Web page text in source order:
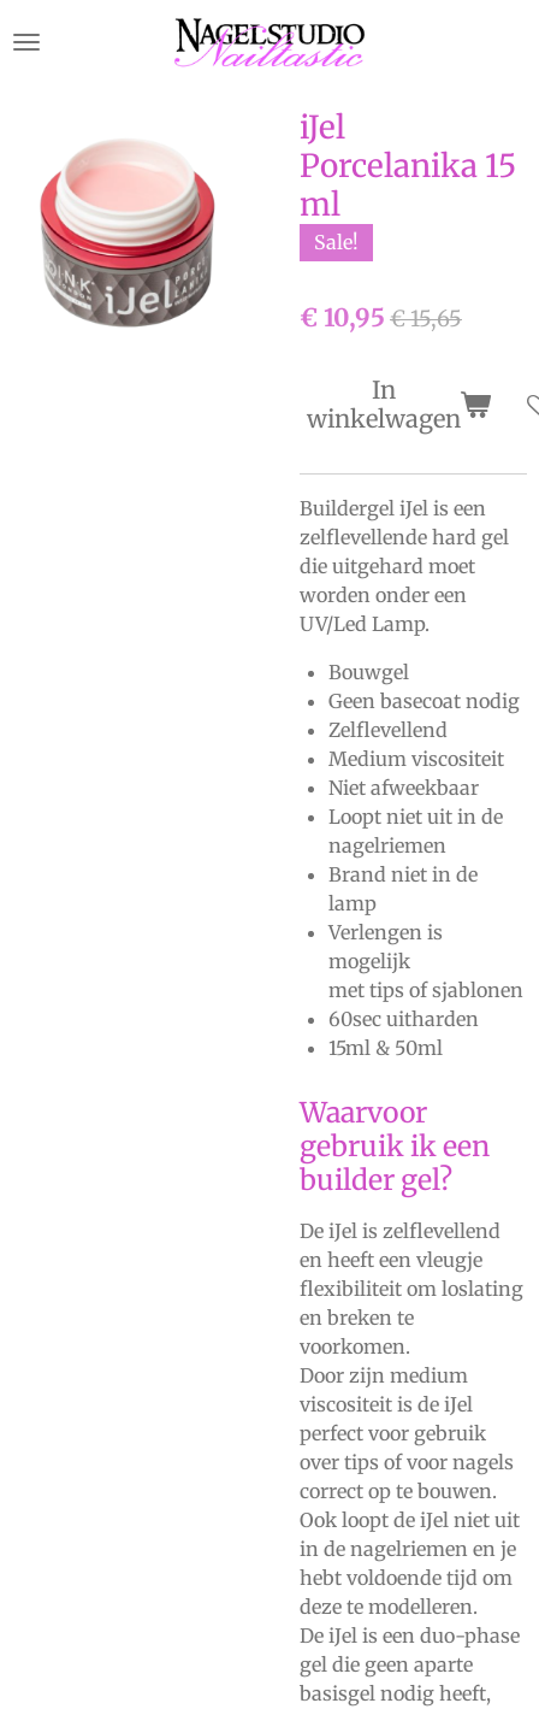
direct
hoofdinhoud
iJel
Porcelanika 15
ml
Sale!
€ 10,95 € 15,65
In
winkelwagen
Buildergel iJel is een
zelflevellende hard gel
die uitgehard moet
worden onder een
UV/Led Lamp.
Bouwgel
Geen basecoat nodig
Zelflevellend
Medium viscositeit
Niet afweekbaar
Loopt niet uit in de
nagelriemen
Brand niet in de
lamp
Verlengen is
mogelijk
met tips of sjablonen
60sec uitharden
15ml & 50ml
Waarvoor
gebruik ik een
builder gel?
De iJel is zelflevellend
en heeft een vleugje
flexibiliteit om loslating
en breken te
voorkomen.
Door zijn medium
viscositeit is de iJel
perfect voor gebruik
over tips of voor nagels
correct op te bouwen.
Ook loopt de iJel niet uit
in de nagelriemen en je
hebt voldoende tijd om
deze te modelleren.
De iJel is een duo-phase
gel die geen aparte
basisgel nodig heeft,